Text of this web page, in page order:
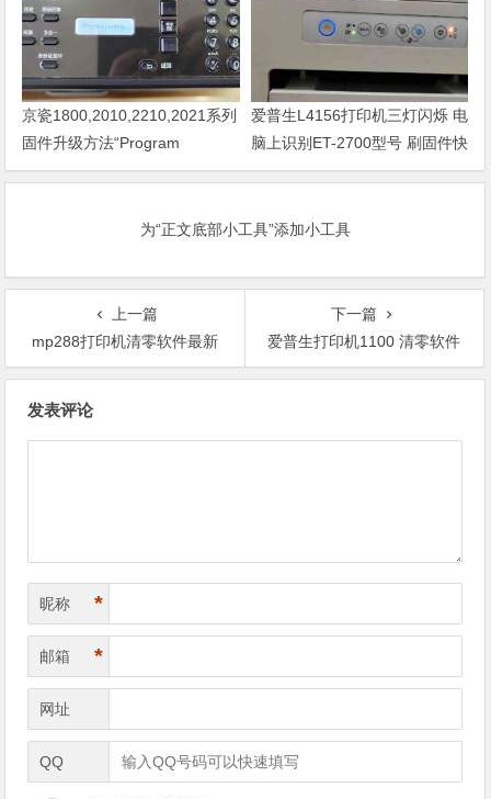
京瓷1800,2010,2210,2021系列
固件升级方法“Program
Loading或者卡LOGO
爱普生L4156打印机三灯闪烁 电
脑上识别ET-2700型号 刷固件快
速解决问题
为“正文底部小工具”添加小工具
上一篇
mp288打印机清零软件最新
下一篇
爱普生打印机1100 清零软件
发表评论
昵称 *
邮箱 *
网址
QQ